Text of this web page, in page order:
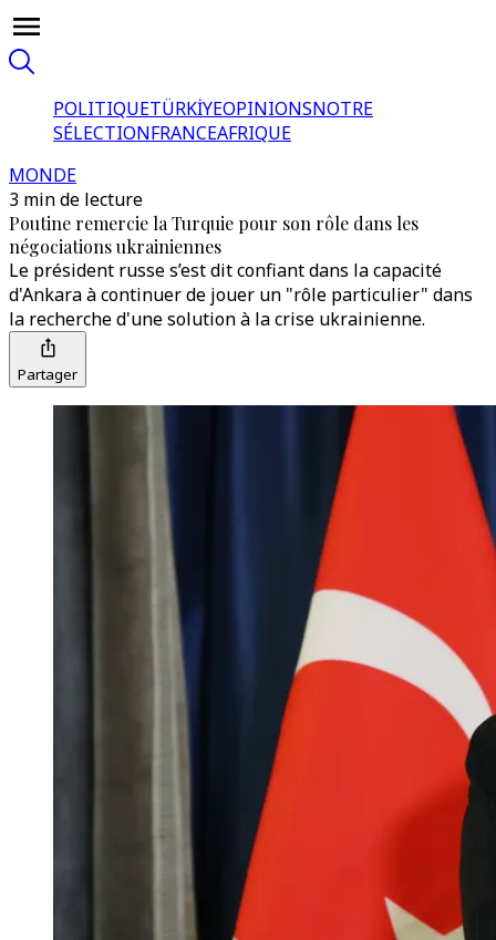
POLITIQUETÜRKİYEOPINIONSNOTRE
SÉLECTIONFRANCEAFRIQUE
MONDE
3 min de lecture
Poutine remercie la Turquie pour son rôle dans les
négociations ukrainiennes
Le président russe s’est dit confiant dans la capacité
d'Ankara à continuer de jouer un "rôle particulier" dans
la recherche d'une solution à la crise ukrainienne.
Partager